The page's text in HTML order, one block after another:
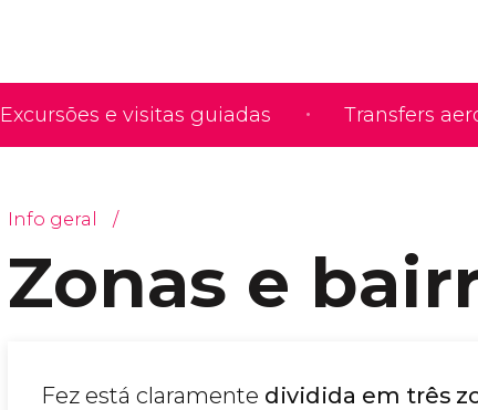
Excursões e visitas guiadas Transfers
Info geral
Zonas e
Fez está claramente dividida em três